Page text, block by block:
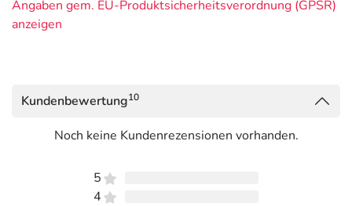
Angaben gem. EU-Produktsicherheitsverordnung (GPSR)
anzeigen
Kundenbewertung10
Noch keine Kundenrezensionen vorhanden.
5
4